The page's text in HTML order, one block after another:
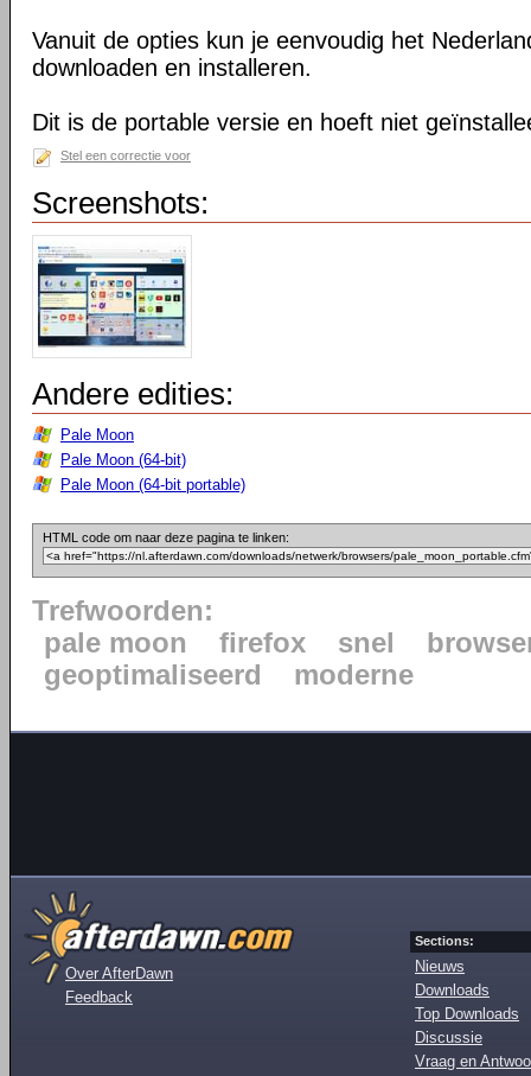
Vanuit de opties kun je eenvoudig het
downloaden en installeren.
Dit is de portable versie en hoeft niet
Stel een correctie voor
Screenshots:
Andere edities:
Pale Moon
Pale Moon (64-bit)
Pale Moon (64-bit portable)
HTML code om naar deze pagina te linken:
Trefwoorden:
pale moon
firefox snel
geoptimaliseerd
moderne
Over AfterDawn
Feedback
Sections:
Nieuws
Downloads
Top Downloads
Discussie
Vraag en